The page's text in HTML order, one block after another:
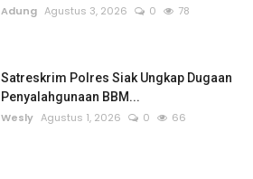
Adung Agustus 3, 2026 0 78
Satreskrim Polres Siak Ungkap Dugaan
Penyalahgunaan BBM...
Wesly Agustus 1, 2026 0 66